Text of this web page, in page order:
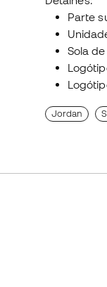
Parte
Sola
Jordan